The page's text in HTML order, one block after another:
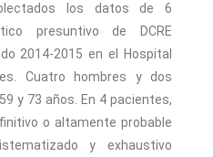
los datos de 6
presuntivo de DCRE
2014-2015 en el Hospital
Cuatro hombres y dos
y 73 años. En 4 pacientes,
o altamente probable
y exhaustivo